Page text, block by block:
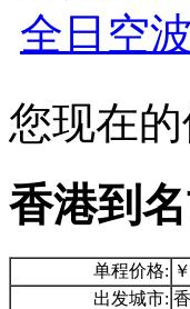
全日空
您现在的
香港到
单程价格:
出发城市: